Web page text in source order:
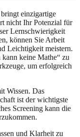
einzigartige
nicht Ihr Potenzial für
Lernschwierigkeit
können Sie Arbeit
Leichtigkeit meistern.
keine Mathe“ zu
um erfolgreich
Wissen. Das
ist der wichtigste
Screening kann die
und Klarheit zu